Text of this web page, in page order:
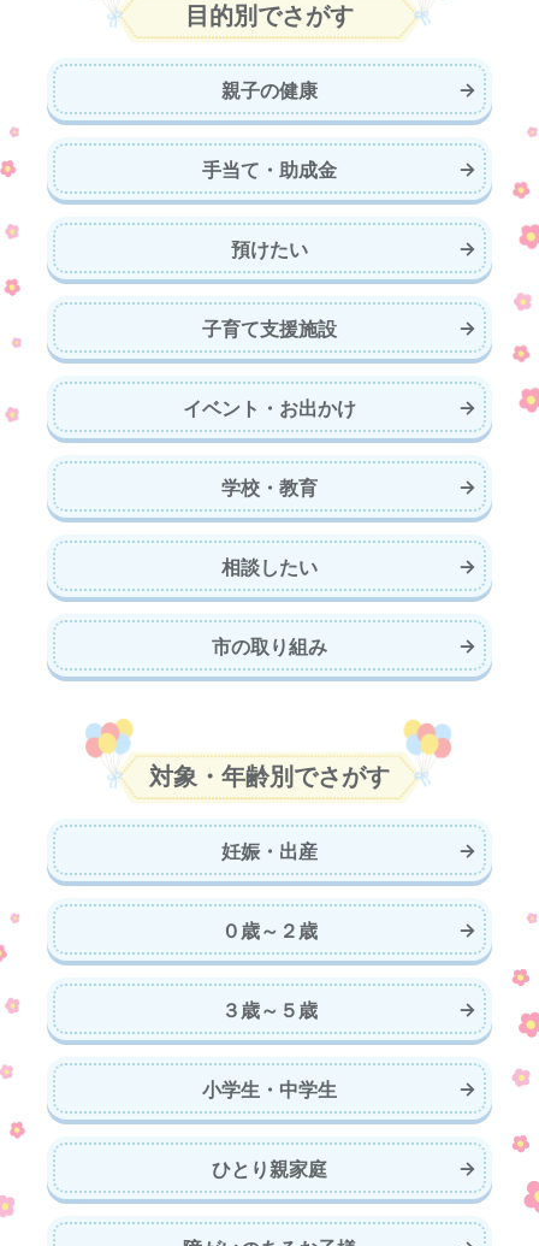
目的別でさがす
親子の健康
手当て・助成金
預けたい
子育て支援施設
イベント・お出かけ
学校・教育
相談したい
市の取り組み
対象・年齢別でさがす
妊娠・出産
０歳～２歳
３歳～５歳
小学生・中学生
ひとり親家庭